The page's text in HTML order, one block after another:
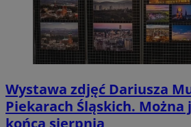
Wystawa zdjęć Dariusza
Piekarach Śląskich. Można